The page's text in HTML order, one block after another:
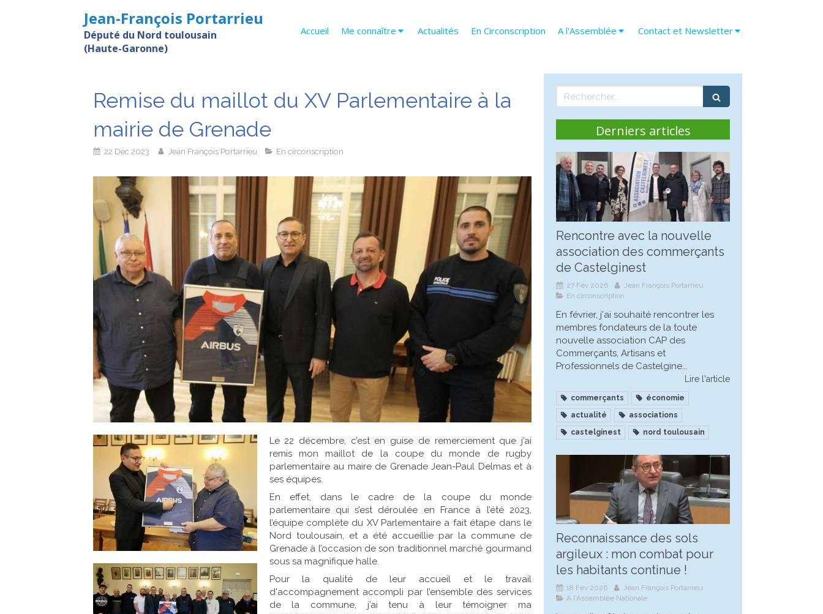
Accueil Me connaître Actualités En Circonscription A l'Assemblée Contact et Newsletter
Jean-François Portarrieu
Député du Nord toulousain
(Haute-Garonne)
Remise du maillot du XV Parlementaire à la
mairie de Grenade
22 Déc 2023 Jean François Portarrieu En circonscription
Le 22 décembre, c’est en guise de remerciement que j’ai
remis mon maillot de la coupe du monde de rugby
parlementaire au maire de Grenade Jean-Paul Delmas et à
ses équipes.
En effet, dans le cadre de la coupe du monde
parlementaire qui s’est déroulée en France à l’été 2023,
l’équipe complète du XV Parlementaire a fait étape dans le
Nord toulousain, et a été accueillie par la commune de
Grenade à l’occasion de son traditionnel marché gourmand
sous sa magnifique halle.
Pour la qualité de leur accueil et le travail
d'accompagnement accompli par l’ensemble des services
de la commune, j’ai tenu à leur témoigner ma
Rechercher
Derniers articles
Rencontre avec la nouvelle
association des commerçants
de Castelginest
27 Fév 2026
Jean François Portarrieu
En circonscription
En février, j'ai souhaité rencontrer les
membres fondateurs de la toute
nouvelle association CAP des
Commerçants, Artisans et
Professionnels de Castelgine...
Lire l'article
commerçants
économie
actualité
associations
castelginest
nord toulousain
Reconnaissance des sols
argileux : mon combat pour
les habitants continue !
18 Fév 2026
Jean François Portarrieu
A l'Assemblée Nationale